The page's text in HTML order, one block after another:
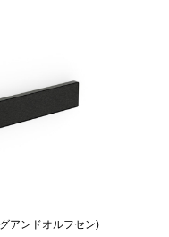
アンドオルフセン)